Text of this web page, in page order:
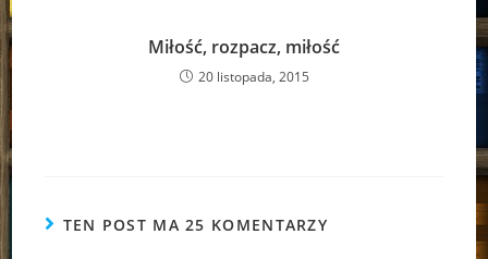
Miłość, rozpacz, miłość
20 listopada, 2015
TEN POST MA 25 KOMENTARZY